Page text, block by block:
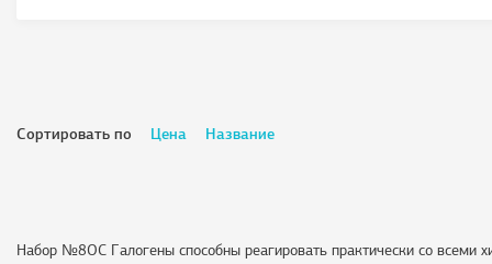
Сортировать по Цена Название
Набор №8ОС Галогены способны реагировать практически со всеми